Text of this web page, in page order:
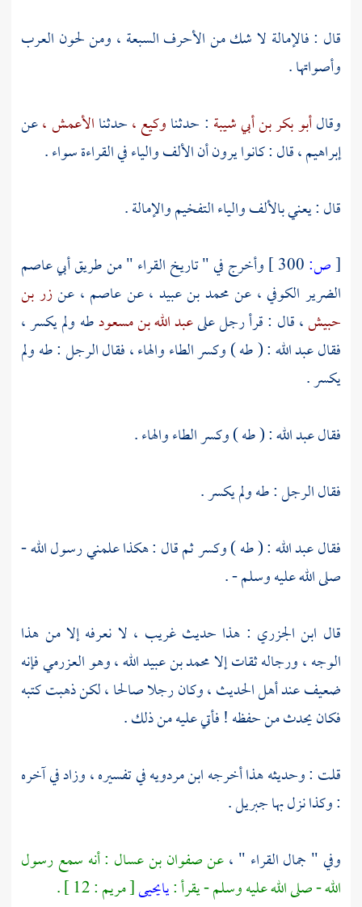
قال : فالإمالة لا شك من الأحرف السبعة ، ومن لحون العرب
وأصواتها .
وقالأبو بكر بن أبي شيبة : حدثناوكيع ،حدثناالأعمش ،عن
إبراهيم، قال : كانوا يرون أن الألف والياء في القراءة سواء .
قال : يعني بالألف والياء التفخيم والإمالة .
[ص: وأخرج في " تاريخ القراء " من طريقأبي عاصم
الضرير الكوفي ، عنمحمد بن عبيد ،عنعاصم ، عنزر بن
حبيش، قال : قرأ رجل علىعبد الله بن مسعودطه ولم يكسر ،
فقال عبد الله : ( طه ) وكسر الطاء والهاء ، فقال الرجل : طه ولم
يكسر .
فقالعبد الله: ( طه ) وكسر الطاء والهاء .
فقال الرجل : طه ولم يكسر .
فقال عبد الله : ( طه ) وكسر ثم قال : هكذا علمني رسول الله -
صلى الله عليه وسلم - .
قال ابن الجزري : هذا حديث غريب ، لا نعرفه إلا من هذا
الوجه ، ورجاله ثقات إلامحمد بن عبيد الله، وهوالعزرميفإنه
ضعيف عند أهل الحديث ، وكان رجلا صالحا ، لكن ذهبت كتبه
فكان يحدث من حفظه ! فأتي عليه من ذلك .
قلت : وحديثه هذا أخرجهابن مردويهفي تفسيره ، وزاد في آخره
: وكذا نزل بهاجبريل.
وفي " جمال القراء " ،عنصفوان بن عسال : أنه سمع رسول
الله - صلى الله عليه وسلم - يقرأ :يايحيى[ مريم : 12 ] .